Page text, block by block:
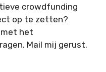
crowdfunding
op te zetten?
met het
Mail mij gerust.